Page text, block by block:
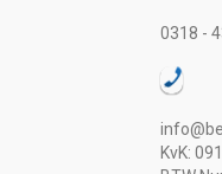
0318 -
KvK: